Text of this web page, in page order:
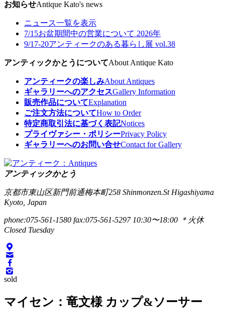
お知らせAntique Kato's news
ニュース一覧を表示
7/15お盆期間中の営業について 2026年
9/17-20アンティークのある暮らし展 vol.38
アンティックかとうについてAbout Antique Kato
アンティークの楽しみAbout Antiques
ギャラリーへのアクセスGallery Information
販売作品についてExplanation
ご注文方法についてHow to Order
特定商取引法に基づく表記Notices
プライヴァシー・ポリシーPrivacy Policy
ギャラリーへのお問い合せContact for Gallery
アンティックかとう
京都市東山区新門前通梅本町258 Shinmonzen.St Higashiyama
Kyoto, Japan
phone:075-561-1580 fax:075-561-5297 10:30〜18:00 ＊火休
Closed Tuesday
sold
マイセン：竜文様 カップ&ソーサー